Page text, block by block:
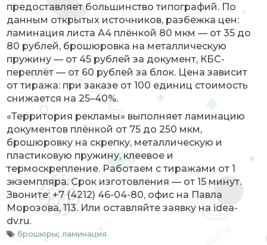
предоставляет большинство типографий. По
данным открытых источников, разбежка цен:
ламинация листа А4 плёнкой 80 мкм — от 35 до
80 рублей, брошюровка на металлическую
пружину — от 45 рублей за документ, КБС-
переплёт — от 60 рублей за блок. Цена зависит
от тиража: при заказе от 100 единиц стоимость
снижается на 25–40%.
«Территория рекламы» выполняет ламинацию
документов плёнкой от 75 до 250 мкм,
брошюровку на скрепку, металлическую и
пластиковую пружину, клеевое и
термоскрепление. Работаем с тиражами от 1
экземпляра. Срок изготовления — от 15 минут.
Звоните: +7 (4212) 46-04-80, офис на Павла
Морозова, 113. Или оставляйте заявку на idea-
dv.ru.
брошюры; ламинация